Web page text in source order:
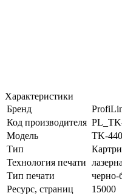
Характеристики
Бренд
Код производителя
Модель
TK-440
Тип
Технология печати
Тип печати
черно-
Ресурс, страниц
15000